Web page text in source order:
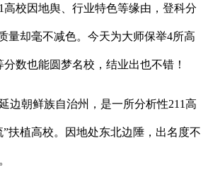
校因地舆、行业特色等缘由，登科分
量却毫不减色。今天为大师保举4所高
数也能圆梦名校，结业出也不错！
朝鲜族自治州，是一所分析性211高
扶植高校。因地处东北边陲，出名度不